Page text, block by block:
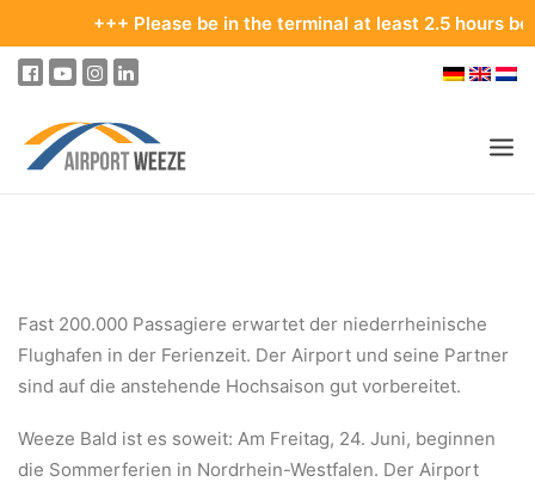
+++ Please be in the terminal at least 2.5 hours before
FLIGHTS
HOW TO GET TO THE AIRPORT
AT THE AIRPORT
Fast 200.000 Passagiere erwartet der niederrheinische
Flughafen in der Ferienzeit. Der Airport und seine Partner
sind auf die anstehende Hochsaison gut vorbereitet.
Weeze Bald ist es soweit: Am Freitag, 24. Juni, beginnen
die Sommerferien in Nordrhein-Westfalen. Der Airport